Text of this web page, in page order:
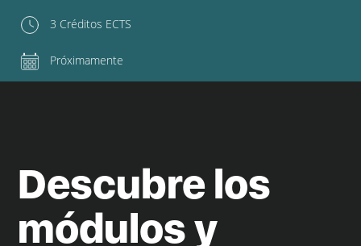
3 Créditos ECTS
Próximamente
Descubre los
módulos y